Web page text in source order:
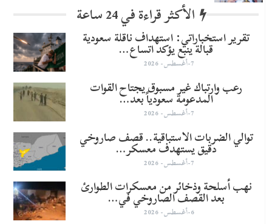
الأكثر قراءة في 24 ساعة
تقرير استخباراتي: استهداف ناقلة سعودية
قبالة ينبع يؤكد اتساع…
7-أغسطس- 2026
رعب وارتباك غير مسبوق يجتاح القوات
المدعومة سعودياً بعد…
7-أغسطس- 2026
توالي الضربات الاستباقية.. قصف صاروخي
دقيق يستهدف معسكر…
7-أغسطس- 2026
نهب أسلحة وذخائر من معسكرات الطوارئ
بعد القصف الصاروخي في…
6-أغسطس- 2026